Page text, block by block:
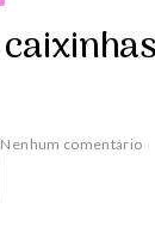
Nenhum comentário